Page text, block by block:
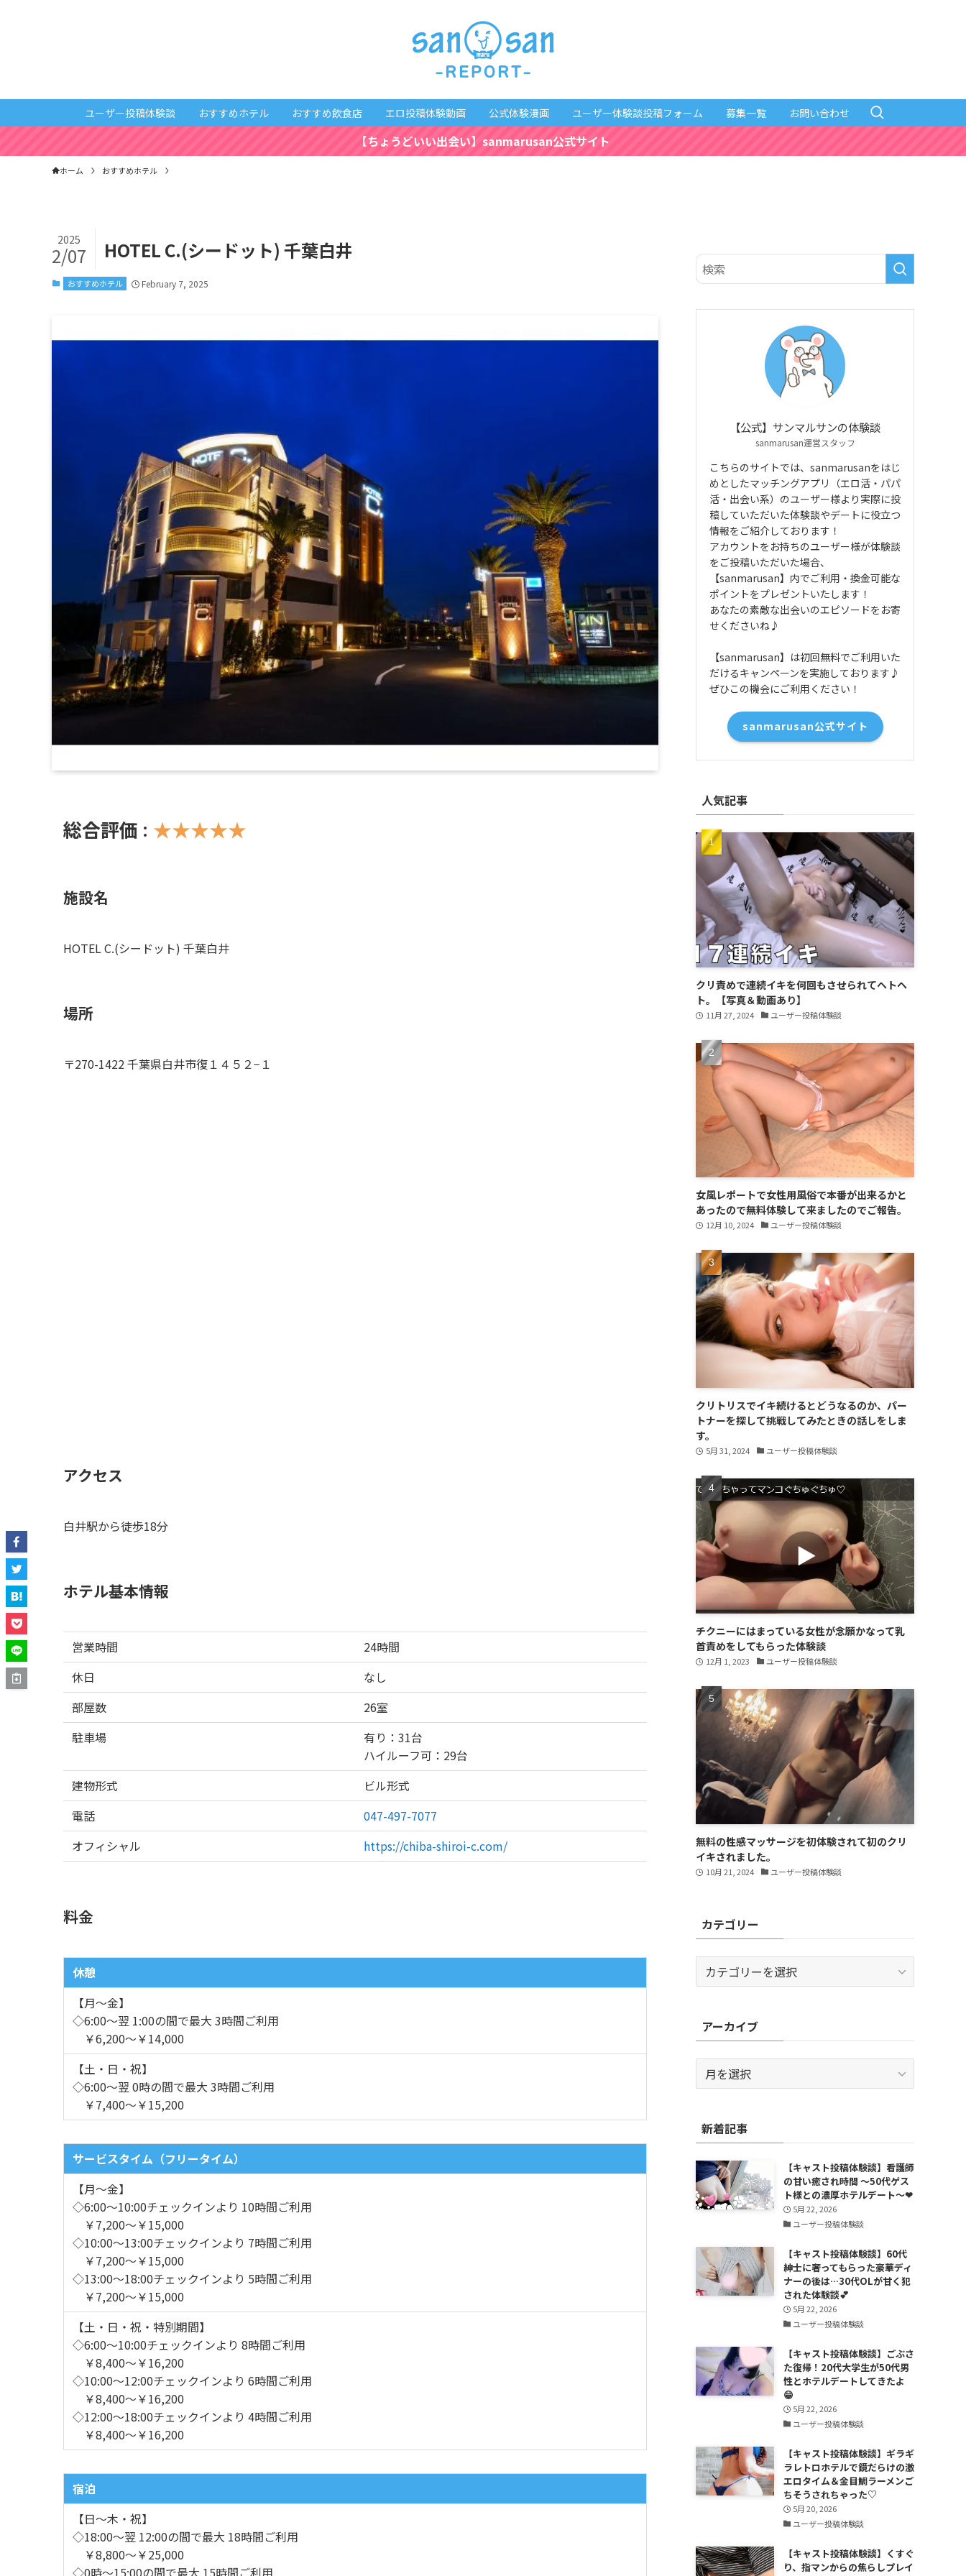
ユーザー投稿体験談 おすすめホテル おすすめ飲食店 エロ投稿体験動画 公式体験漫画 ユーザー体験談投稿フォーム 募集一覧 お問い合わせ
【ちょうどいい出会い】sanmarusan公式サイト
ホーム おすすめホテル
HOTEL C.(シードット) 千葉白井
2025
2/07
おすすめホテル February 7, 2025
総合評価 ： ★★★★★
施設名
HOTEL C.(シードット) 千葉白井
場所
〒270-1422 千葉県白井市復１４５２−１
アクセス
白井駅から徒歩18分
ホテル基本情報
営業時間
24時間
休日
なし
部屋数
26室
駐車場
有り：31台
ハイルーフ可：29台
建物形式
ビル形式
電話
047-497-7077
オフィシャル
https://chiba-shiroi-c.com/
料金
休憩
【月～金】
◇6:00～翌 1:00の間で最大 3時間ご利用
￥6,200～￥14,000
【土・日・祝】
◇6:00～翌 0時の間で最大 3時間ご利用
￥7,400～￥15,200
サービスタイム（フリータイム）
【月～金】
◇6:00～10:00チェックインより 10時間ご利用
￥7,200～￥15,000
◇10:00～13:00チェックインより 7時間ご利用
￥7,200～￥15,000
◇13:00～18:00チェックインより 5時間ご利用
￥7,200～￥15,000
【土・日・祝・特別期間】
◇6:00～10:00チェックインより 8時間ご利用
￥8,400～￥16,200
◇10:00～12:00チェックインより 6時間ご利用
￥8,400～￥16,200
◇12:00～18:00チェックインより 4時間ご利用
￥8,400～￥16,200
宿泊
【日～木・祝】
◇18:00～翌 12:00の間で最大 18時間ご利用
￥8,800～￥25,000
◇0時～15:00の間で最大 15時間ご利用
【公式】サンマルサンの体験談
sanmarusan運営スタッフ
こちらのサイトでは、sanmarusanをはじ
めとしたマッチングアプリ（エロ活・パパ
活・出会い系）のユーザー様より実際に投
稿していただいた体験談やデートに役立つ
情報をご紹介しております！
アカウントをお持ちのユーザー様が体験談
をご投稿いただいた場合、
【sanmarusan】内でご利用・換金可能な
ポイントをプレゼントいたします！
あなたの素敵な出会いのエピソードをお寄
せくださいね♪
【sanmarusan】は初回無料でご利用いた
だけるキャンペーンを実施しております♪
ぜひこの機会にご利用ください！
sanmarusan公式サイト
人気記事
クリ責めで連続イキを何回もさせられてヘトヘ
ト。【写真＆動画あり】
11月 27, 2024 ユーザー投稿体験談
女風レポートで女性用風俗で本番が出来るかと
あったので無料体験して来ましたのでご報告。
12月 10, 2024 ユーザー投稿体験談
クリトリスでイキ続けるとどうなるのか、パー
トナーを探して挑戦してみたときの話しをしま
す。
5月 31, 2024 ユーザー投稿体験談
チクニーにはまっている女性が念願かなって乳
首責めをしてもらった体験談
12月 1, 2023 ユーザー投稿体験談
無料の性感マッサージを初体験されて初のクリ
イキされました。
10月 21, 2024 ユーザー投稿体験談
カテゴリー
ーアーカイブ
ブ
新着記事
【キャスト投稿体験談】看護師
の甘い癒され時間 ～50代ゲス
ト様との濃厚ホテルデート～❤
5月 22, 2026
ユーザー投稿体験談
【キャスト投稿体験談】60代
紳士に奢ってもらった豪華ディ
ナーの後は…30代OLが甘く犯
された体験談💕
5月 22, 2026
ユーザー投稿体験談
【キャスト投稿体験談】ごぶさ
た復帰！20代大学生が50代男
性とホテルデートしてきたよ
😁
5月 22, 2026
ユーザー投稿体験談
【キャスト投稿体験談】ギラギ
ラレトロホテルで鏡だらけの激
エロタイム＆金目鯛ラーメンご
ちそうされちゃった♡
5月 20, 2026
ユーザー投稿体験談
【キャスト投稿体験談】くすぐ
り、指マンからの焦らしプレイ